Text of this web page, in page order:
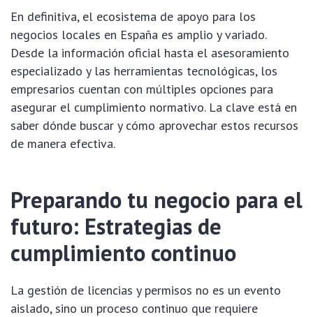
En definitiva, el ecosistema de apoyo para los
negocios locales en España es amplio y variado.
Desde la información oficial hasta el asesoramiento
especializado y las herramientas tecnológicas, los
empresarios cuentan con múltiples opciones para
asegurar el cumplimiento normativo. La clave está en
saber dónde buscar y cómo aprovechar estos recursos
de manera efectiva.
Preparando tu negocio para el
futuro: Estrategias de
cumplimiento continuo
La gestión de licencias y permisos no es un evento
aislado, sino un proceso continuo que requiere